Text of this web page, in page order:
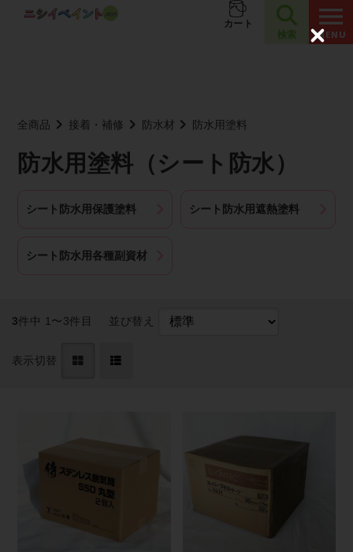
お知らせ 夏季休業のお知らせ
カート
検索
全商品 接着・補修 防水材 防水用塗料
防水用塗料（シート防水）
シート防水用保護塗料 シート防水用遮熱塗料
シート防水用各種副資材
3件中 1〜3件目 並び替え
表示切替
C